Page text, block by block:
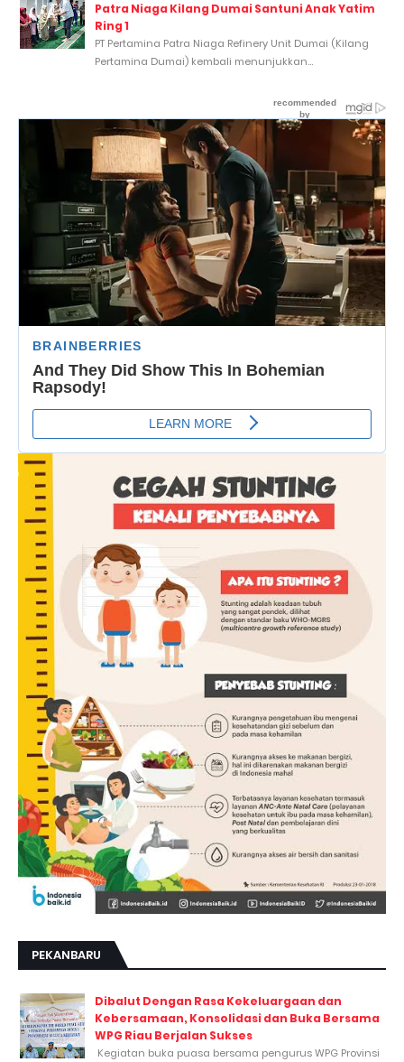
Patra Niaga Kilang Dumai Santuni Anak Yatim
Ring 1
PT Pertamina Patra Niaga Refinery Unit Dumai (Kilang
Pertamina Dumai) kembali menunjukkan...
PEKANBARU
Dibalut Dengan Rasa Kekeluargaan dan
Kebersamaan, Konsolidasi dan Buka Bersama
WPG Riau Berjalan Sukses
Kegiatan buka puasa bersama pengurus WPG Provinsi